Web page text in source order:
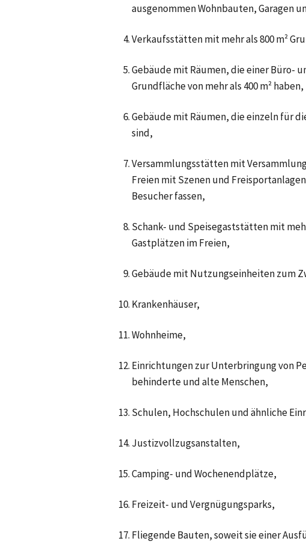
ausgenommen Wohnbauten, Garagen
Verkaufsstätten mit mehr als 800 m²
Gebäude mit Räumen, die einer Büro-
Grundfläche von mehr als 400 m² haben,
Gebäude mit Räumen, die einzeln für
sind,
Versammlungsstätten mit
Freien mit Szenen und
Besucher fassen,
Schank- und Speisegaststätten mit
Gastplätzen im Freien,
Gebäude mit Nutzungseinheiten zum
Krankenhäuser,
Wohnheime,
Einrichtungen zur Unterbringung von
behinderte und alte Menschen,
Schulen, Hochschulen und ähnliche
Justizvollzugsanstalten,
Camping- und Wochenendplätze,
Freizeit- und Vergnügungsparks,
Fliegende Bauten, soweit sie einer